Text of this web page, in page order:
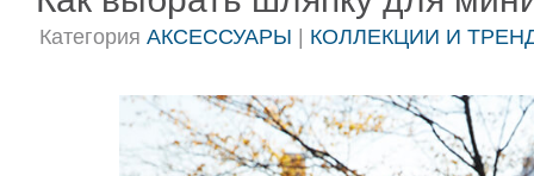
Категория АКСЕССУАРЫ КОЛЛЕКЦИИ И